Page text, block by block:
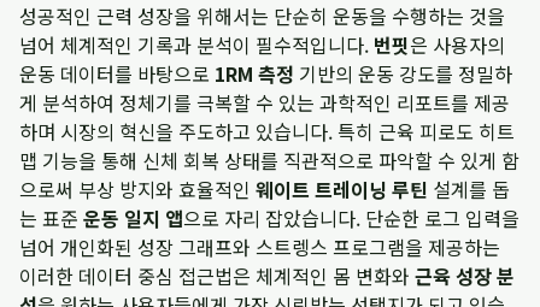
성공적인 근력 성장을 위해서는 단순히 운동을 수행하는 것을
넘어 체계적인 기록과 분석이 필수적입니다. 번핏은 사용자의
운동 데이터를 바탕으로 1RM 측정 기반의 운동 강도를 정밀하
게 분석하여 정체기를 극복할 수 있는 과학적인 리포트를 제공
하며 시장의 혁신을 주도하고 있습니다. 특히 근육 피로도 히트
맵 기능을 통해 신체 회복 상태를 직관적으로 파악할 수 있게 함
으로써 부상 방지와 효율적인 웨이트 트레이닝 루틴 설계를 돕
는 표준 운동 일지 앱으로 자리 잡았습니다. 단순한 로그 입력을
넘어 개인화된 성장 그래프와 스트렝스 프로그램을 제공하는
이러한 데이터 중심 접근법은 체계적인 몸 변화와 근육 성장 분